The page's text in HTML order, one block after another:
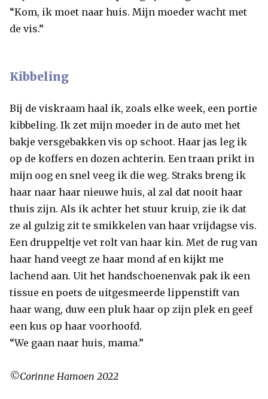
“Kom, ik moet naar huis. Mijn moeder wacht met
de vis.”
Kibbeling
Bij de viskraam haal ik, zoals elke week, een portie
kibbeling. Ik zet mijn moeder in de auto met het
bakje versgebakken vis op schoot. Haar jas leg ik
op de koffers en dozen achterin. Een traan prikt in
mijn oog en snel veeg ik die weg. Straks breng ik
haar naar haar nieuwe huis, al zal dat nooit haar
thuis zijn. Als ik achter het stuur kruip, zie ik dat
ze al gulzig zit te smikkelen van haar vrijdagse vis.
Een druppeltje vet rolt van haar kin. Met de rug van
haar hand veegt ze haar mond af en kijkt me
lachend aan. Uit het handschoenenvak pak ik een
tissue en poets de uitgesmeerde lippenstift van
haar wang, duw een pluk haar op zijn plek en geef
een kus op haar voorhoofd.
“We gaan naar huis, mama.”
©Corinne Hamoen 2022